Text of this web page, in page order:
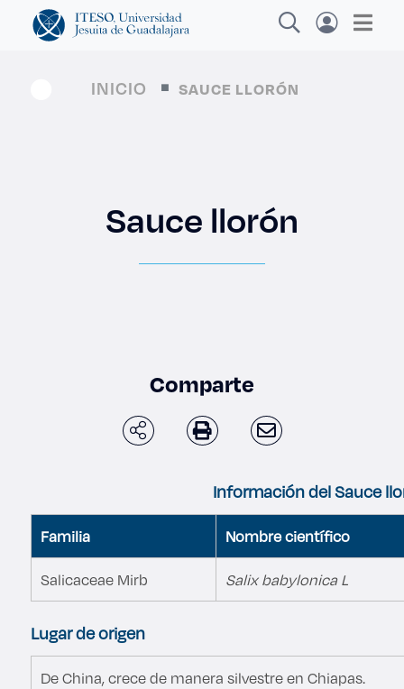
Enlaces de interés
Becas
Graduaciones
CRUCE
Derecho
INICIO SAUCE LLORÓN
Sauce llorón
Comparte
Información del Sauce
Familia Nombre científico
Salicaceae Mirb Salix babylonica L
Lugar de origen
De China, crece de manera silvestre en Chiapas.